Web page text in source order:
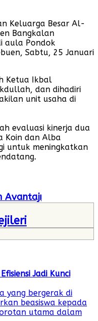
Keluarga Besar Al-
Bangkalan
aula Pondok
Sabtu, 25 Januari
Ketua Ikbal
dan dihadiri
unit usaha di
evaluasi kinerja dua
Koin dan Alba
untuk meningkatkan
Avantajı
Jadi Kunci
yang bergerak di
beasiswa kepada
utama dalam